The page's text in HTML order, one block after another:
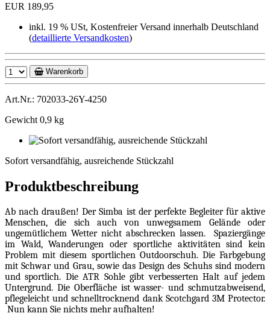
EUR 189,95
inkl. 19 % USt, Kostenfreier Versand innerhalb Deutschland
(detaillierte Versandkosten)
Warenkorb
Art.Nr.: 702033-26Y-4250
Gewicht 0,9 kg
Sofort versandfähig, ausreichende Stückzahl
Produktbeschreibung
Ab nach draußen! Der Simba ist der perfekte Begleiter für aktive
Menschen, die sich auch von unwegsamem Gelände oder
ungemütlichem Wetter nicht abschrecken lassen.
Spaziergänge
im Wald, Wanderungen oder sportliche aktivitäten sind kein
Problem mit diesem sportlichen Outdoorschuh. Die Farbgebung
mit Schwar und Grau, sowie das Design des Schuhs sind modern
und sportlich. Die ATR Sohle gibt verbesserten Halt auf jedem
Untergrund. Die Oberfläche ist wasser- und schmutzabweisend,
pflegeleicht und schnelltrocknend dank Scotchgard 3M Protector.
Nun kann Sie nichts mehr aufhalten!